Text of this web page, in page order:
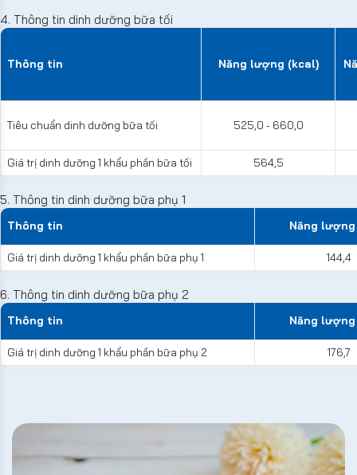
4. Thông tin dinh dưỡng bữa tối
Thông tin Năng lượng (kcal)
Tiêu chuẩn dinh dưỡng bữa tối 525,0 - 660,0
Giá trị dinh dưỡng 1 khẩu phần bữa tối 564,5
5. Thông tin dinh dưỡng bữa phụ 1
Thông tin Năng
Giá trị dinh dưỡng 1 khẩu phần bữa phụ 1 144,4
6. Thông tin dinh dưỡng bữa phụ 2
Thông tin Năng
Giá trị dinh dưỡng 1 khẩu phần bữa phụ 2 176,7